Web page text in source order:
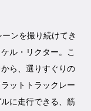
ンを撮り続けてき
ル・リクター。こ
ら、選りすぐりの
ットトラックレー
に走行できる、筋